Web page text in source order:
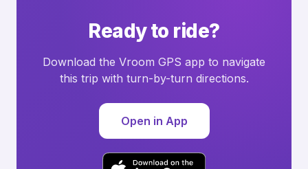
Ready to ride?
Download the Vroom GPS app to navigate
this trip with turn-by-turn directions.
Open in App